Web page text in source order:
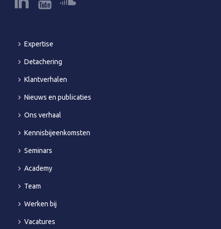
Expertise
Detachering
Klantverhalen
Nieuws en publicaties
Ons verhaal
Kennisbijeenkomsten
Seminars
Academy
Team
Werken bij
Vacatures